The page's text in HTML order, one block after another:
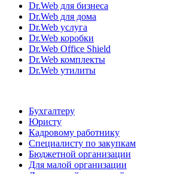
Dr.Web для бизнеса
Dr.Web для дома
Dr.Web услуга
Dr.Web коробки
Dr.Web Office Shield
Dr.Web комплекты
Dr.Web утилиты
Бухгалтеру
Юристу
Кадровому работнику
Специалисту по закупкам
Бюджетной организации
Для малой организации